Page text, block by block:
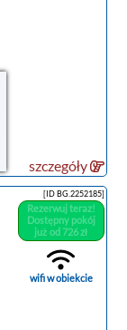
szczegóły
[ID BG.2252185]
Rezerwuj teraz!
Dostępny pokój
już od 726 zł
wifi w obiekcie